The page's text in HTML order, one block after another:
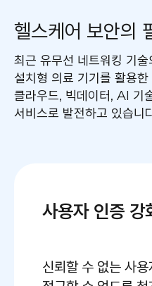
헬스케어 보안의
최근 유무선 네트워킹 기
설치형 의료 기기를 활용
클라우드, 빅데이터, AI 기
서비스로 발전하고 있습니
사용자 인증 강
신뢰할 수 없는 사